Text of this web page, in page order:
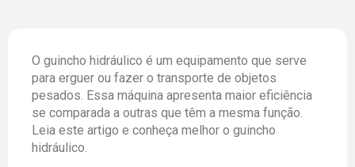
O guincho hidráulico é um equipamento que serve
para erguer ou fazer o transporte de objetos
pesados. Essa máquina apresenta maior eficiência
se comparada a outras que têm a mesma função.
Leia este artigo e conheça melhor o guincho
hidráulico.